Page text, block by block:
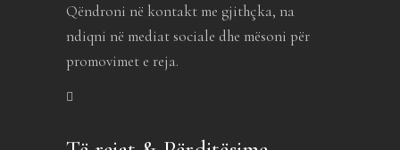
Qëndroni në kontakt me gjithçka, na
ndiqni në mediat sociale dhe mësoni për
promovimet e reja.